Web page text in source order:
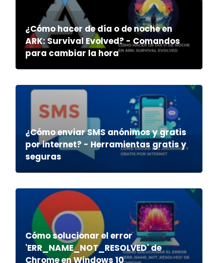
¿Cómo hacer de día o de noche en
ARK: Survival Evolved? - Comandos
para cambiar la hora
¿Cómo enviar SMS anónimos y gratis
por internet? - Herramientas gratis y
seguras
Cómo solucionar el error
'ERR_NAME_NOT_RESOLVED' de
Chrome en Windows 10